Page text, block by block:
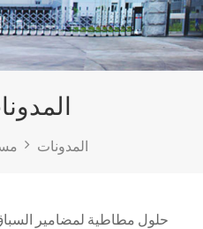
المدونات
حلول مطاطية لمضامير